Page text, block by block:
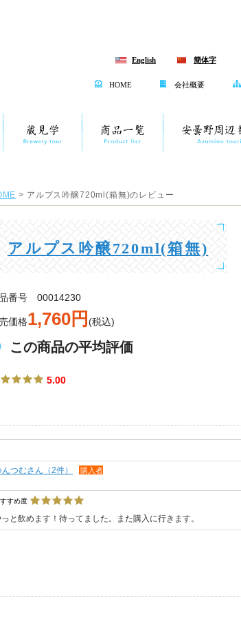
English 簡体字
HOME 会社概要
> アルプス吟醸720ml(箱無)のレビュー
アルプス吟醸720ml(箱無)
番号 00014230
価格1,760円 (税込)
この商品の平均評価
5.00
んつむさん（2件） 購入者
すめ度
と飲めます！待ってました。また購入に行きます。